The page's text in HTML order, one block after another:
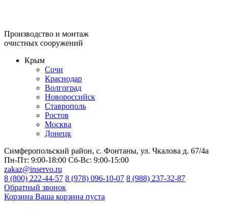
Производство и монтаж
очистных сооружений
Крым
Сочи
Краснодар
Волгоград
Новороссийск
Ставрополь
Ростов
Москва
Донецк
Симферопольский район, с. Фонтаны, ул. Чкалова д. 67/4а
Пн-Пт: 9:00-18:00 Сб-Вс: 9:00-15:00
zakaz@inservo.ru
8 (800) 222-44-57 8 (978) 096-10-07 8 (988) 237-32-87
Обратный звонок
Корзина Ваша корзина пуста